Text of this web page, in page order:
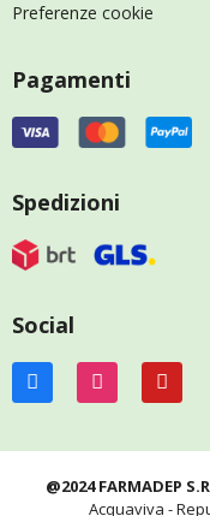
Preferenze cookie
Pagamenti
Spedizioni
Social
@2024 FARMADEP
Acquaviva -